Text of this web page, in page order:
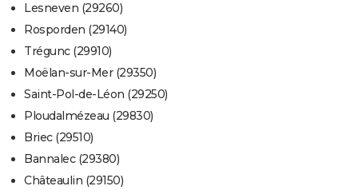
Lesneven (29260)
Rosporden (29140)
Trégunc (29910)
Moëlan-sur-Mer (29350)
Saint-Pol-de-Léon (29250)
Ploudalmézeau (29830)
Briec (29510)
Bannalec (29380)
Châteaulin (29150)